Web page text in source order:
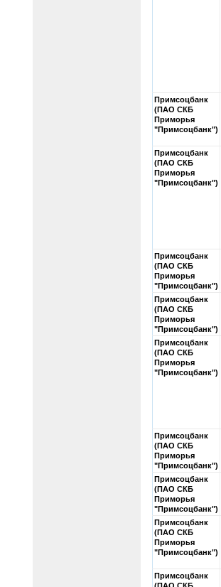
Примсоцбанк
(ПАО СКБ
Приморья
"Примсоцбанк")
Примсоцбанк
(ПАО СКБ
Приморья
"Примсоцбанк")
Примсоцбанк
(ПАО СКБ
Приморья
"Примсоцбанк")
Примсоцбанк
(ПАО СКБ
Приморья
"Примсоцбанк")
Примсоцбанк
(ПАО СКБ
Приморья
"Примсоцбанк")
Примсоцбанк
(ПАО СКБ
Приморья
"Примсоцбанк")
Примсоцбанк
(ПАО СКБ
Приморья
"Примсоцбанк")
Примсоцбанк
(ПАО СКБ
Приморья
"Примсоцбанк")
Примсоцбанк